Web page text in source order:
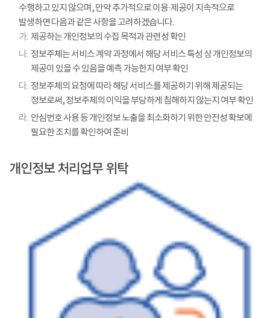
수행하고 있지 않으며, 만약 추가적으로 이용·제공이 지속적으로
발생하면 다음과 같은 사항을 고려하겠습니다.
가. 제공하는 개인정보의 수집 목적과 관련성 확인
나. 정보주체는 서비스 계약 과정에서 해당 서비스 특성 상 개인정보의
제공이 있을 수 있음을 예측 가능한지 여부 확인
다. 정보주체의 요청에 따라 해당 서비스를 제공하기 위해 제공되는
정보로써, 정보주체의 이익을 부당하게 침해하지 않는지 여부 확인
라. 안심번호 사용 등 개인정보 노출을 최소화하기 위한 안전성 확보에
필요한 조치를 확인하여 준비
개인정보 처리업무 위탁